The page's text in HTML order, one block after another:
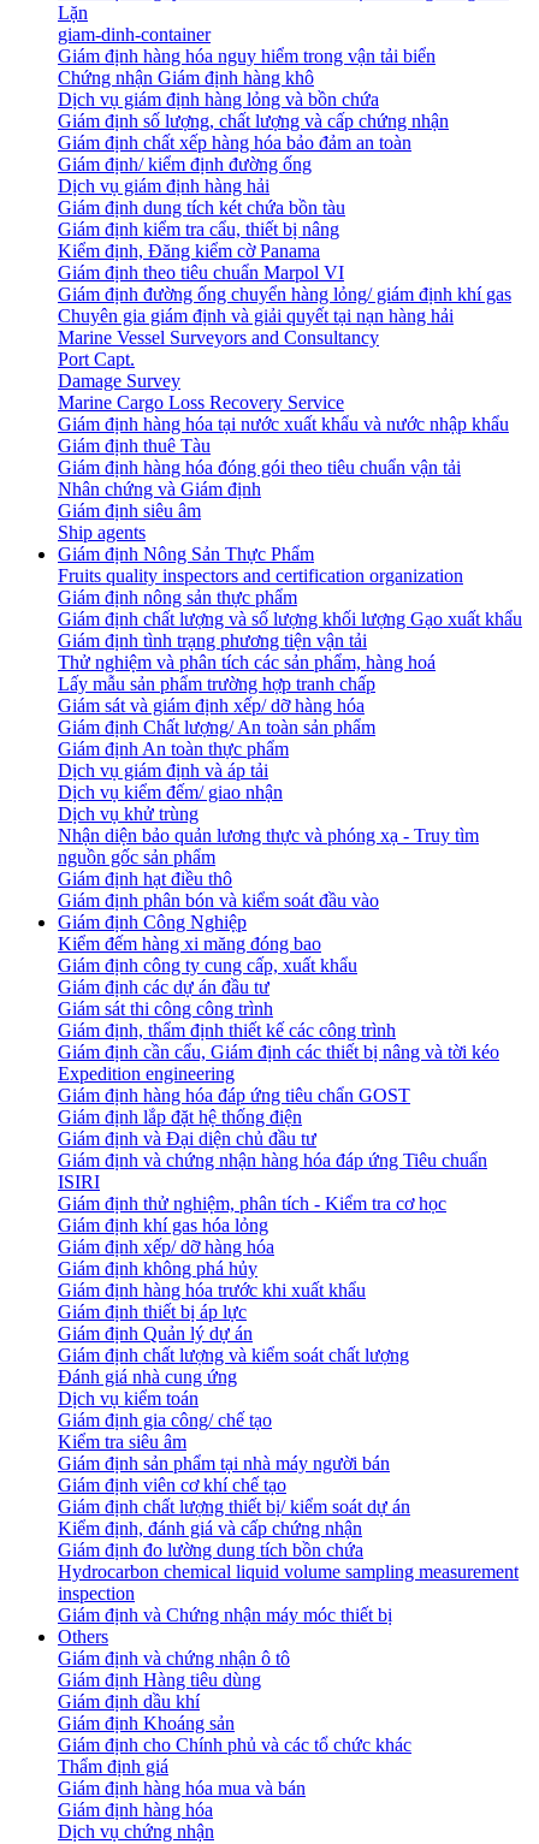
Lặn
giam-dinh-container
Giám định hàng hóa nguy hiểm trong vận tải biển
Chứng nhận Giám định hàng khô
Dịch vụ giám định hàng lỏng và bồn chứa
Giám định số lượng, chất lượng và cấp chứng nhận
Giám định chất xếp hàng hóa bảo đảm an toàn
Giám định/ kiểm định đường ống
Dịch vụ giám định hàng hải
Giám định dung tích két chứa bồn tàu
Giám định kiểm tra cẩu, thiết bị nâng
Kiểm định, Đăng kiểm cờ Panama
Giám định theo tiêu chuẩn Marpol VI
Giám định đường ống chuyển hàng lỏng/ giám định khí gas
Chuyên gia giám định và giải quyết tại nạn hàng hải
Marine Vessel Surveyors and Consultancy
Port Capt.
Damage Survey
Marine Cargo Loss Recovery Service
Giám định hàng hóa tại nước xuất khẩu và nước nhập khẩu
Giám định thuê Tàu
Giám định hàng hóa đóng gói theo tiêu chuẩn vận tải
Nhân chứng và Giám định
Giám định siêu âm
Ship agents
Giám định Nông Sản Thực Phẩm
Fruits quality inspectors and certification organization
Giám định nông sản thực phẩm
Giám định chất lượng và số lượng khối lượng Gạo xuất khẩu
Giám định tình trạng phương tiện vận tải
Thử nghiệm và phân tích các sản phẩm, hàng hoá
Lấy mẫu sản phẩm trường hợp tranh chấp
Giám sát và giám định xếp/ dỡ hàng hóa
Giám định Chất lượng/ An toàn sản phẩm
Giám định An toàn thực phẩm
Dịch vụ giám định và áp tải
Dịch vụ kiểm đếm/ giao nhận
Dịch vụ khử trùng
Nhận diện bảo quản lương thực và phóng xạ - Truy tìm
nguồn gốc sản phẩm
Giám định hạt điều thô
Giám định phân bón và kiểm soát đầu vào
Giám định Công Nghiệp
Kiểm đếm hàng xi măng đóng bao
Giám định công ty cung cấp, xuất khẩu
Giám định các dự án đầu tư
Giám sát thi công công trình
Giám định, thẩm định thiết kế các công trình
Giám định cần cẩu, Giám định các thiết bị nâng và tời kéo
Expedition engineering
Giám định hàng hóa đáp ứng tiêu chẩn GOST
Giám định lắp đặt hệ thống điện
Giám định và Đại diện chủ đầu tư
Giám định và chứng nhận hàng hóa đáp ứng Tiêu chuẩn
ISIRI
Giám định thử nghiệm, phân tích - Kiểm tra cơ học
Giám định khí gas hóa lỏng
Giám định xếp/ dỡ hàng hóa
Giám định không phá hủy
Giám định hàng hóa trước khi xuất khẩu
Giám định thiết bị áp lực
Giám định Quản lý dự án
Giám định chất lượng và kiểm soát chất lượng
Đánh giá nhà cung ứng
Dịch vụ kiểm toán
Giám định gia công/ chế tạo
Kiểm tra siêu âm
Giám định sản phẩm tại nhà máy người bán
Giám định viên cơ khí chế tạo
Giám định chất lượng thiết bị/ kiểm soát dự án
Kiểm định, đánh giá và cấp chứng nhận
Giám định đo lường dung tích bồn chứa
Hydrocarbon chemical liquid volume sampling measurement
inspection
Giám định và Chứng nhận máy móc thiết bị
Others
Giám định và chứng nhận ô tô
Giám định Hàng tiêu dùng
Giám định dầu khí
Giám định Khoáng sản
Giám định cho Chính phủ và các tổ chức khác
Thẩm định giá
Giám định hàng hóa mua và bán
Giám định hàng hóa
Dịch vụ chứng nhận